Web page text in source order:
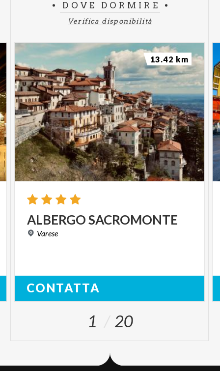
DOVE DORMIRE
Verifica disponibilità
ALBERGOSACROMONTE
Varese
CONTATTA
13.42 km
1 20